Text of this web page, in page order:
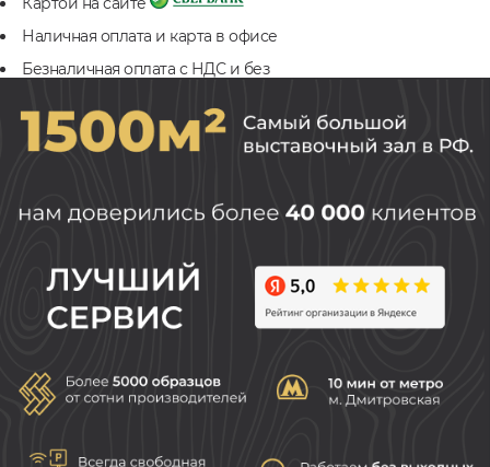
Наличная оплата и карта в офисе
Безналичная оплата с НДС и без